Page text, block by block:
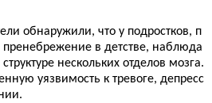
обнаружили, что у подростков, п
в детстве, наблюда
нескольких отделов мозга.
уязвимость к тревоге, депресс